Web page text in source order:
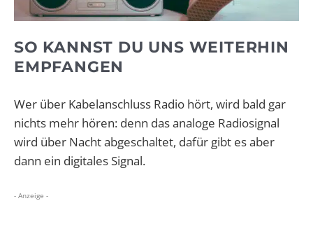
SO KANNST DU UNS WEITERHIN
EMPFANGEN
Wer über Kabelanschluss Radio hört, wird bald gar
nichts mehr hören: denn das analoge Radiosignal
wird über Nacht abgeschaltet, dafür gibt es aber
dann ein digitales Signal.
- Anzeige -